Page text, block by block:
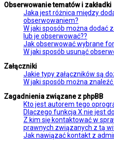
Obserwowanie tematów i zakładki
Jaka jest różnica między
obserwowaniem?
W jaki sposób można dodać
lub je obserwować??
Jak obserwować wybrane
W jaki sposób usunąć
Załączniki
Jakie typy załączników są
W jaki sposób można
Zagadnienia związane z phpBB
Kto jest autorem tego
Dlaczego funkcja X nie jest
Z kim się kontaktować w
prawnych związanych z tą
Jak nawiązać kontakt z